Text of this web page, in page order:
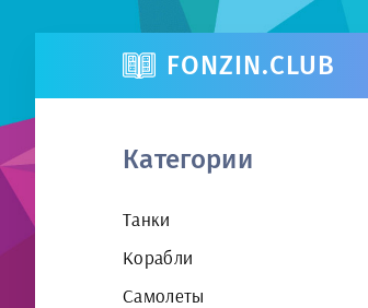
FONZIN.CLUB
Категории
Танки
Корабли
Самолеты